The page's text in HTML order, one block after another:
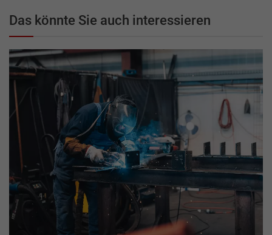
Das könnte Sie auch interessieren